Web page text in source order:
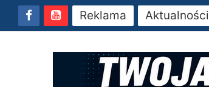
Reklama Aktualności